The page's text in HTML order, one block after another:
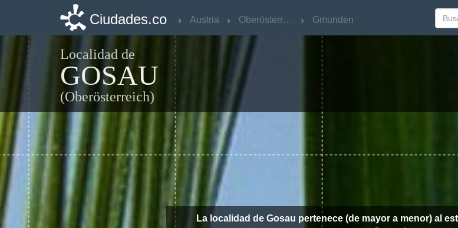
Ciudades.co Austria Oberösterreich Gmunden
Localidad de
GOSAU
(Oberösterreich)
La localidad de Gosau pertenece (de mayor a menor) al
Ciudades.co Austria Oberösterreich Gmunden